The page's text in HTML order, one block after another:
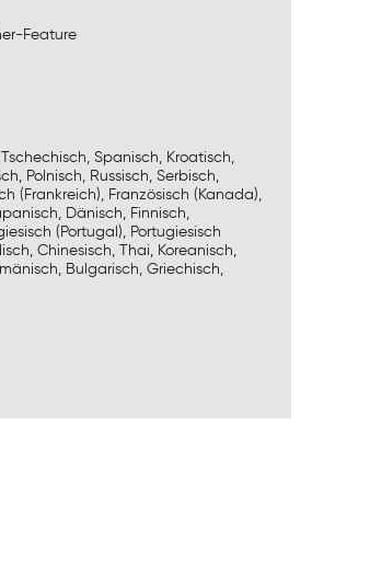
Feature
Spanisch, Kroatisch,
Polnisch, Russisch, Serbisch,
(Frankreich), Französisch (Kanada),
Dänisch, Finnisch,
(Portugal), Portugiesisch
Chinesisch, Thai, Koreanisch,
Bulgarisch, Griechisch,